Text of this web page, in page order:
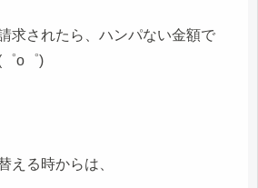
求されたら、ハンパない金額で
o゜)
える時からは、